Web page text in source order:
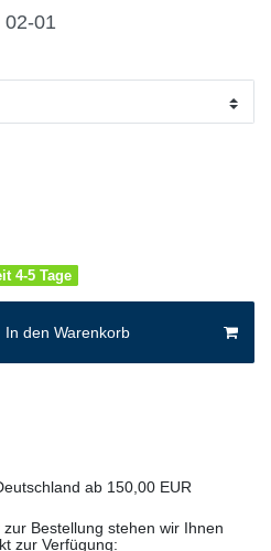
02-01
4-5 Tage
In den Warenkorb
ab 150,00 EUR
Bestellung stehen wir Ihnen
zur Verfügung: